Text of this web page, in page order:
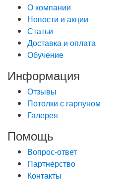
О компании
Новости и акции
Статьи
Доставка и оплата
Обучение
Информация
Отзывы
Потолки с гарпуном
Галерея
Помощь
Вопрос-ответ
Партнерство
Контакты